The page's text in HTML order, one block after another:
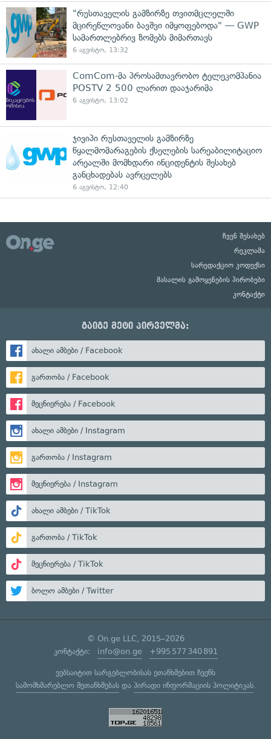
"რუსთაველის გამზირზე თვითმცლელში
მცირეწლოვანი ბავშვი იმყოფებოდა" — GWP
სამართლებრივ ზომებს მიმართავს
6 აგვისტო, 13:32
ComCom-მა პროსამთავრობო ტელეკომპანია
POSTV 2 500 ლარით დააჯარიმა
6 აგვისტო, 13:02
ჯივიპი რუსთაველის გამზირზე
წყალმომარაგების ქსელების სარეაბილიტაციო
არეალში მომხდარი ინციდენტის შესახებ
განცხადებას ავრცელებს
6 აგვისტო, 12:40
ჩვენ შესახებ
რეკლამა
სარედაქციო კოდექსი
მასალის გამოყენების პირობები
კონტაქტი
გაიგე მეტი პირველმა:
ახალი ამბები / Facebook
გართობა / Facebook
მეცნიერება / Facebook
ახალი ამბები / Instagram
გართობა / Instagram
მეცნიერება / Instagram
ახალი ამბები / TikTok
გართობა / TikTok
მეცნიერება / TikTok
ბოლო ამბები / Twitter
© On.ge LLC, 2015–2026
კონტაქტი: info@on.ge +995 577 340 891
ვებსაიტით სარგებლობისას ეთანხმებით ჩვენს
სამომხმარებლო შეთანხმებასდა პირადი ინფორმაციის პოლიტიკას.